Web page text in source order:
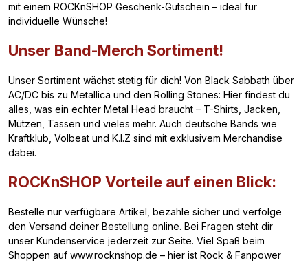
mit einem ROCKnSHOP Geschenk-Gutschein – ideal für
individuelle Wünsche!
Unser Band-Merch Sortiment!
Unser Sortiment wächst stetig für dich! Von Black Sabbath über
AC/DC bis zu Metallica und den Rolling Stones: Hier findest du
alles, was ein echter Metal Head braucht – T-Shirts, Jacken,
Mützen, Tassen und vieles mehr. Auch deutsche Bands wie
Kraftklub, Volbeat und K.I.Z sind mit exklusivem Merchandise
dabei.
ROCKnSHOP Vorteile auf einen Blick:
Bestelle nur verfügbare Artikel, bezahle sicher und verfolge
den Versand deiner Bestellung online. Bei Fragen steht dir
unser Kundenservice jederzeit zur Seite. Viel Spaß beim
Shoppen auf www.rocknshop.de – hier ist Rock & Fanpower